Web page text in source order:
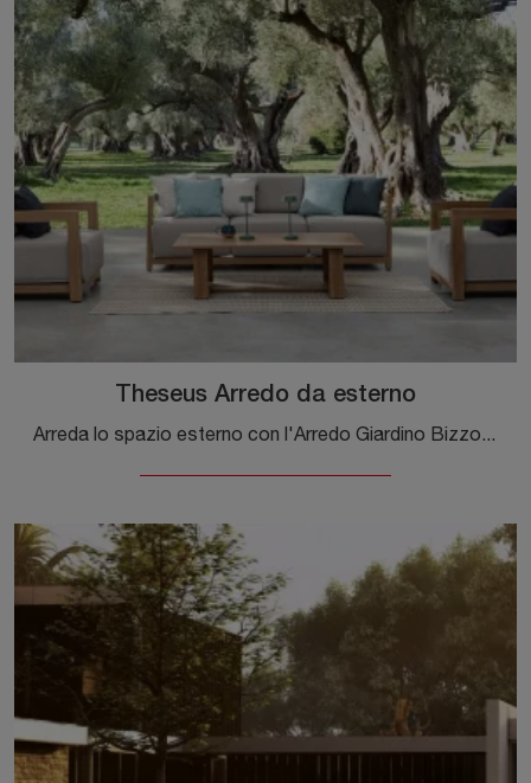
Theseus Arredo da esterno
Arreda lo spazio esterno con l'Arredo Giardino Bizzotto! Set e poltroncine da giardino in metallo, come il modello Theseus Arredo da esterno, ti ...